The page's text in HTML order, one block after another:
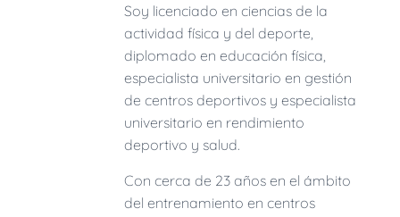
Soy licenciado en ciencias de la
actividad física y del deporte,
diplomado en educación física,
especialista universitario en gestión
de centros deportivos y especialista
universitario en rendimiento
deportivo y salud.
Con cerca de 23 años en el ámbito
del entrenamiento en centros